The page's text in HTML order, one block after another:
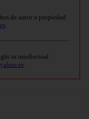
de autor o propiedad
or intellectual